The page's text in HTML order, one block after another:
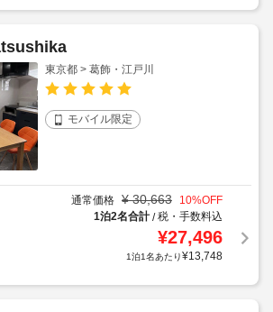
東京都 > 葛飾・江戸川
モバイル限定
通常価格 ¥ 30,663 10%OFF
1泊2名合計/税・手数料込
¥27,496
1泊1名あたり¥13,748